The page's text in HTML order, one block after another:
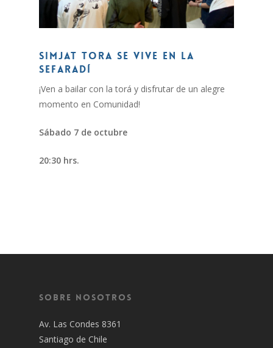
SIMJAT TORA SE VIVE EN LA
SEFARADÍ
¡Ven a bailar con la torá y disfrutar de un alegre
momento en Comunidad!
Sábado 7 de octubre
20:30 hrs.
Sobre Nosotros
Av. Las Condes 8361
Santiago de Chile